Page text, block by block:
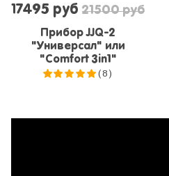
17495 руб 21500 руб
Прибор JJQ-2
"Универсал" или
"Comfort 3in1"
(8)